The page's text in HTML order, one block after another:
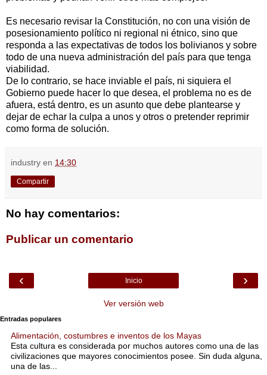
Es necesario revisar la Constitución, no con una visión de
posesionamiento político ni regional ni étnico, sino que
responda a las expectativas de todos los bolivianos y sobre
todo de una nueva administración del país para que tenga
viabilidad.
De lo contrario, se hace inviable el país, ni siquiera el
Gobierno puede hacer lo que desea, el problema no es de
afuera, está dentro, es un asunto que debe plantearse y
dejar de echar la culpa a unos y otros o pretender reprimir
como forma de solución.
industry en 14:30
Compartir
No hay comentarios:
Publicar un comentario
‹ ›
Inicio
Ver versión web
Entradas populares
Alimentación, costumbres e inventos de los Mayas
Esta cultura es considerada por muchos autores como una de las
civilizaciones que mayores conocimientos posee. Sin duda alguna,
una de las...